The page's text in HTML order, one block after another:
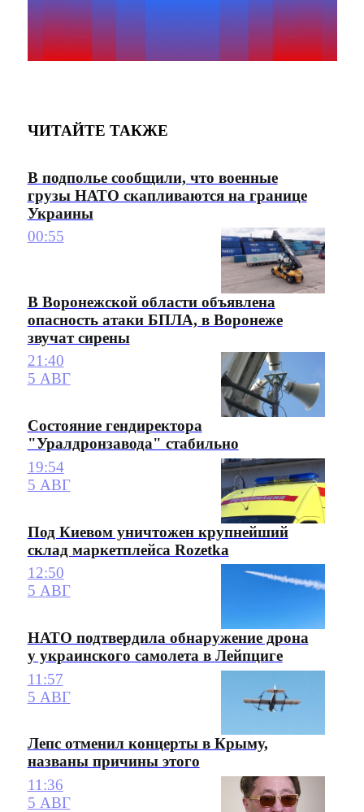
ЧИТАЙТЕ ТАКЖЕ
В подполье сообщили, что военные
грузы НАТО скапливаются на границе
Украины
00:55
В Воронежской области объявлена
опасность атаки БПЛА, в Воронеже
звучат сирены
21:40
5 АВГ
Состояние гендиректора
"Уралдронзавода" стабильно
19:54
5 АВГ
Под Киевом уничтожен крупнейший
склад маркетплейса Rozetka
12:50
5 АВГ
НАТО подтвердила обнаружение дрона
у украинского самолета в Лейпциге
11:57
5 АВГ
Лепс отменил концерты в Крыму,
названы причины этого
11:36
5 АВГ